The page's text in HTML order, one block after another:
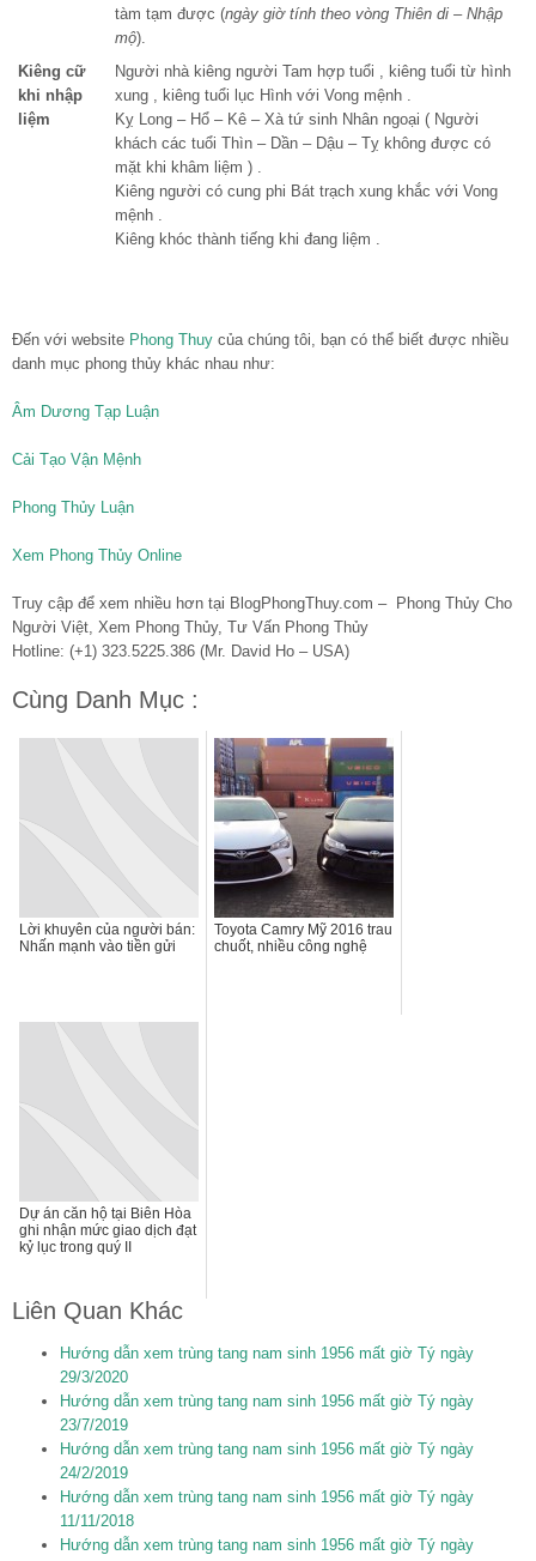
tàm tạm được (ngày giờ tính theo vòng Thiên di – Nhập
mộ).
Kiêng cữ
khi nhập
liệm
Người nhà kiêng người Tam hợp tuổi , kiêng tuổi từ hình
xung , kiêng tuổi lục Hình với Vong mệnh .
Kỵ Long – Hổ – Kê – Xà tứ sinh Nhân ngoại ( Người
khách các tuổi Thìn – Dần – Dậu – Tỵ không được có
mặt khi khâm liệm ) .
Kiêng người có cung phi Bát trạch xung khắc với Vong
mệnh .
Kiêng khóc thành tiếng khi đang liệm .
Đến với website Phong Thuy của chúng tôi, bạn có thể biết được nhiều
danh mục phong thủy khác nhau như:
Âm Dương Tạp Luận
Cải Tạo Vận Mệnh
Phong Thủy Luận
Xem Phong Thủy Online
Truy cập để xem nhiều hơn tại BlogPhongThuy.com – Phong Thủy Cho
Người Việt, Xem Phong Thủy, Tư Vấn Phong Thủy
Hotline: (+1) 323.5225.386 (Mr. David Ho – USA)
Cùng Danh Mục :
Lời khuyên của người bán:
Nhấn mạnh vào tiền gửi
Toyota Camry Mỹ 2016 trau
chuốt, nhiều công nghệ
Dự án căn hộ tại Biên Hòa
ghi nhận mức giao dịch đạt
kỷ lục trong quý II
Liên Quan Khác
Hướng dẫn xem trùng tang nam sinh 1956 mất giờ Tý ngày
29/3/2020
Hướng dẫn xem trùng tang nam sinh 1956 mất giờ Tý ngày
23/7/2019
Hướng dẫn xem trùng tang nam sinh 1956 mất giờ Tý ngày
24/2/2019
Hướng dẫn xem trùng tang nam sinh 1956 mất giờ Tý ngày
11/11/2018
Hướng dẫn xem trùng tang nam sinh 1956 mất giờ Tý ngày